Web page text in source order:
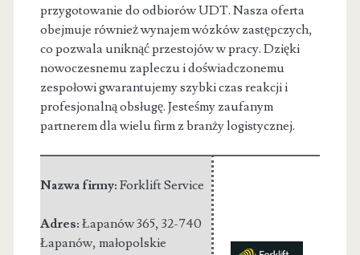
przygotowanie do odbiorów UDT. Nasza oferta
obejmuje również wynajem wózków zastępczych,
co pozwala uniknąć przestojów w pracy. Dzięki
nowoczesnemu zapleczu i doświadczonemu
zespołowi gwarantujemy szybki czas reakcji i
profesjonalną obsługę. Jesteśmy zaufanym
partnerem dla wielu firm z branży logistycznej.
Nazwa firmy: Forklift Service
Adres: Łapanów 365, 32-740
Łapanów, małopolskie